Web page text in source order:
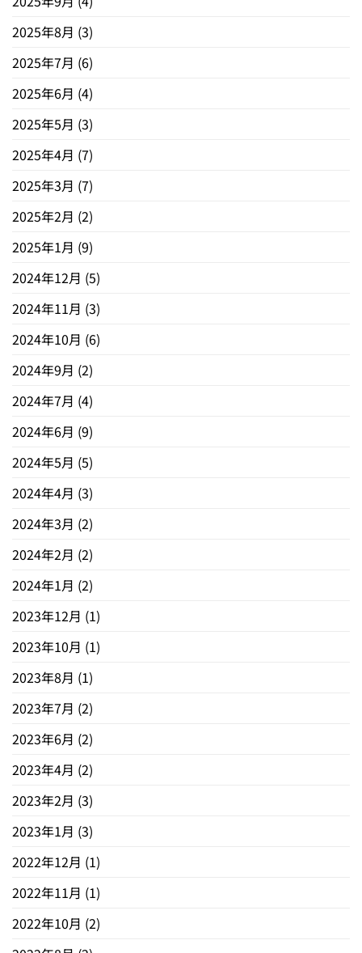
2025年8月 (3)
2025年7月 (6)
2025年6月 (4)
2025年5月 (3)
2025年4月 (7)
2025年3月 (7)
2025年2月 (2)
2025年1月 (9)
2024年12月 (5)
2024年11月 (3)
2024年10月 (6)
2024年9月 (2)
2024年7月 (4)
2024年6月 (9)
2024年5月 (5)
2024年4月 (3)
2024年3月 (2)
2024年2月 (2)
2024年1月 (2)
2023年12月 (1)
2023年10月 (1)
2023年8月 (1)
2023年7月 (2)
2023年6月 (2)
2023年4月 (2)
2023年2月 (3)
2023年1月 (3)
2022年12月 (1)
2022年11月 (1)
2022年10月 (2)